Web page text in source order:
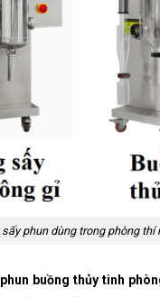
sấy phun dùng trong phòng thí
buồng thủy tinh